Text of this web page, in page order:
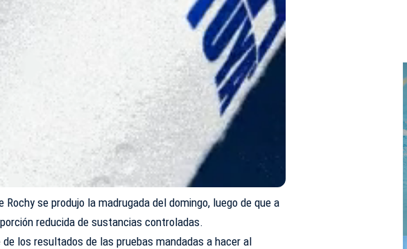
se produjo la madrugada del domingo, luego de que a
reducida de sustancias controladas.
de los resultados de las pruebas mandadas a hacer al